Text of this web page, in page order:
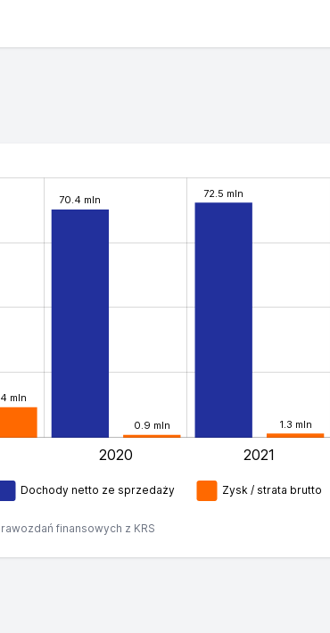
70.4 mln
72.5 mln
mln
0.9 mln 1.3 mln
2020 2021
Dochody netto ze sprzedaży Zysk / strata brutto
finansowych z KRS